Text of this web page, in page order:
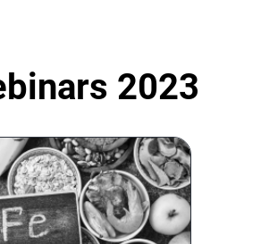
2023